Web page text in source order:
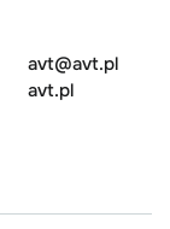
avt@avt.pl
avt.pl